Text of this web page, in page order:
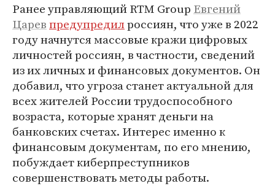
Ранее управляющий RTM Group Евгений
Царевпредупредилроссиян, что уже в 2022
году начнутся массовые кражи цифровых
личностей россиян, в частности, сведений
из их личных и финансовых документов. Он
добавил, что угроза станет актуальной для
всех жителей России трудоспособного
возраста, которые хранят деньги на
банковских счетах. Интерес именно к
финансовым документам, по его мнению,
побуждает киберпреступников
совершенствовать методы работы.